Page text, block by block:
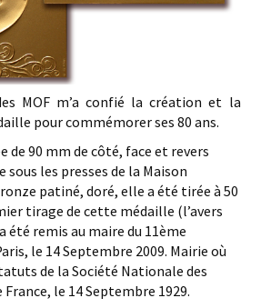
MOF m’a confié la création et la
pour commémorer ses 80 ans.
de 90 mm de côté, face et revers
les presses de la Maison
patiné, doré, elle a été tirée à 50
tirage de cette médaille (l’avers
été remis au maire du 11ème
le 14 Septembre 2009. Mairie où
de la Société Nationale des
le 14 Septembre 1929.